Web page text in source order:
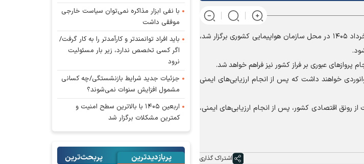
بر اساس مصوبات کمیته هماهنگی کشوری و لشکری که در تاریخ ۳۰ خرداد ۱۴۰۵ در محل سازمان هواپیمایی کشوری برگزار شد،
پرواز‌های عبوری بر فراز کشور نیز فراهم خواهد شد.
خواهند داشت که پس از انجام ارزیابی‌های ایمنی
رونق اقتصادی کشور، پس از انجام ارزیابی‌های ایمنی،
اشتراک گذاری
با نفی ابزار مذاکره نمی‌توان سیاست خارجی
موفقی داشت
باید افراد توانمندتر و کارآمدتر را به کار گرفت/
اگر کسی تخصص ندارد، زیر بار مسئولیت
نرود
جزئیات جدید شرایط بازنشستگی/چه کسانی
مشمول افزایش سنوات نمی‌شوند؟
اربعین ۱۴۰۵ با بالاترین سطح امنیت و
کمترین مشکلات برگزار شد
پربازدیدترین پربحث‌ترین‌